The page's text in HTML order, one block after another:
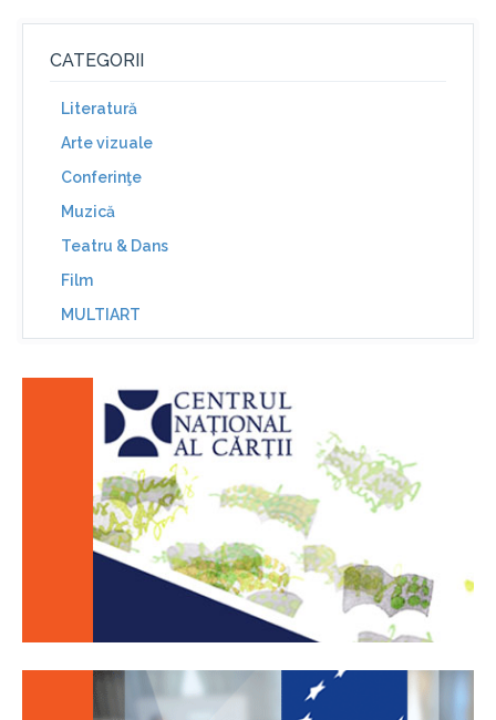
CATEGORII
Literatură
Arte vizuale
Conferinţe
Muzică
Teatru & Dans
Film
MULTIART